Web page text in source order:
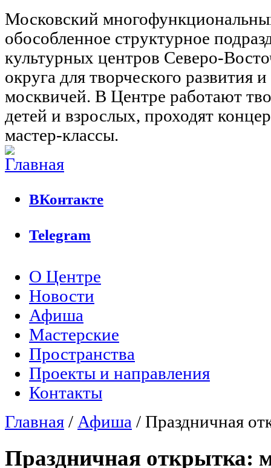
Московский
обособленное структурное
культурных центров Северо-
округа для творческого развития
москвичей. В Центре работают
детей и взрослых, проходят
мастер-классы.
ВКонтакте
Telegram
Главное меню
О Центре
Новости
Афиша
Мастерские
Пространства
Проекты и направления
Контакты
Вы здесь
Главная / Афиша / Праздничная
Праздничная открытка: